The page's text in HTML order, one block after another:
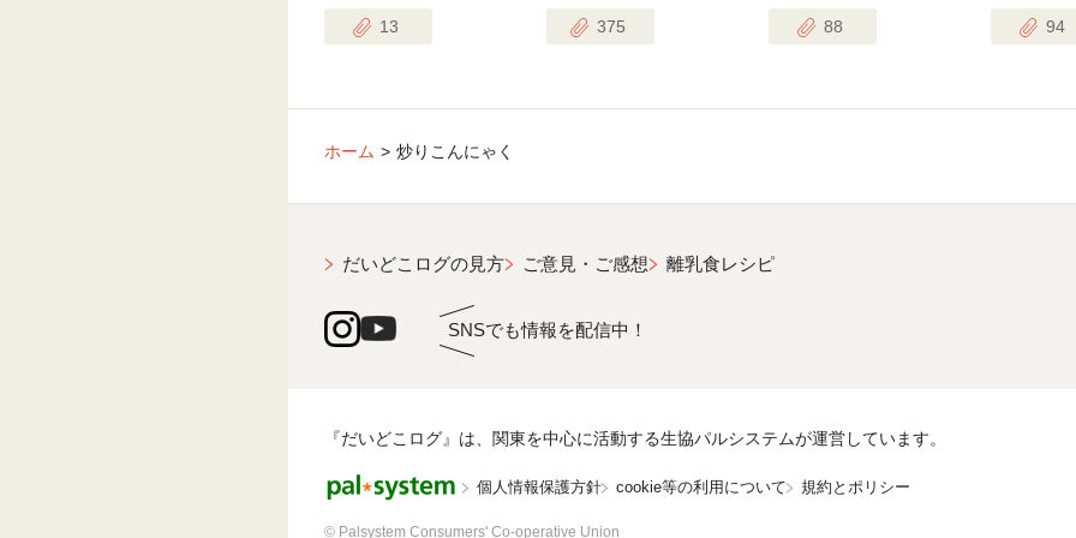
13 375 88 94
ホーム 炒りこんにゃく
だいどこログの見方 ご意見・ご感想 離乳食レシピ
SNSでも情報を配信中！
『だいどこログ』は、関東を中心に活動する生協パルシステムが運営しています。
個人情報保護方針 cookie等の利用について 規約とポリシー
© Palsystem Consumers' Co-operative Union